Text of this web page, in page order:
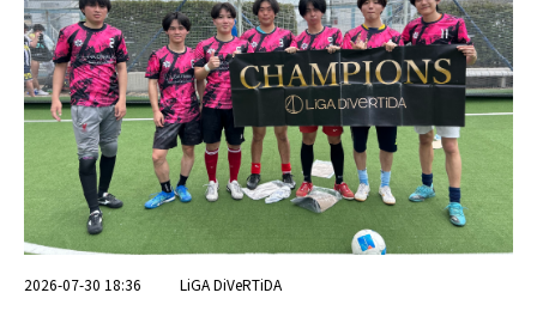
かったです！前線からのプレスでしっかりボールを奪っていまし
た！ 【FC.MAUVE】 パス回しのテンポが良かったです！果敢に
ゴールを狙っていて良かったです！ 【FCオレ】 キーパースロー
の精度が高かったです！キーパースローから一気に前線にボール
を送って、チャンスを作っていました！ 優勝はFC.MAUVEさんで
した！おめでとうございます！ フットボーラーズ 高田SSS 若公
ボーラーズ ＊ 1 . 3-1 4 . 4-0 7 . 2-4 10 . 5-0 9 9 14 5 2 高田SSS 1 .
1-3 ＊ 6 . 1-1 9 . 1-4 3 . 1-2 1 -6 4 10 5 若公ＳＣ 4 . 0-4 6 . 1-1 ＊ 2
9 13 4 1 FCオレ 10 . 0-5 3 . 2-1 8 . 1-2 5 . 0-3 ＊ 3 -8 3 11 4 決勝戦
ーズ ※引き分けの場合、予選リーグ上位チームの勝利
2026-07-30 18:36 LiGA DiVeRTiDA